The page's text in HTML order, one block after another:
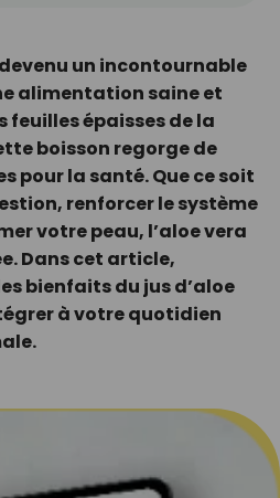
devenu un incontournable
alimentation saine et
feuilles épaisses de la
boisson regorge de
pour la santé. Que ce soit
renforcer le système
votre peau, l’aloe vera
Dans cet article,
bienfaits du jus d’aloe
à votre quotidien